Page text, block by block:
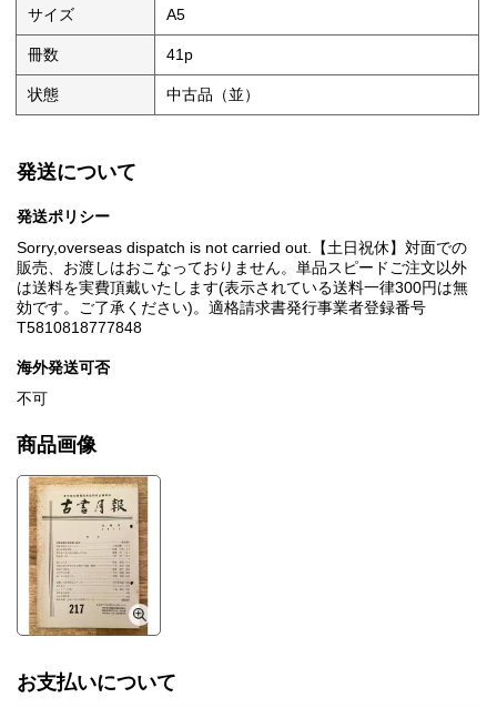
サイズ A5
冊数 41p
状態 中古品（並）
発送について
発送ポリシー
Sorry,overseas dispatch is not carried out.【土日祝休】対面での
販売、お渡しはおこなっておりません。単品スピードご注文以外
は送料を実費頂戴いたします(表示されている送料一律300円は無
効です。ご了承ください)。適格請求書発行事業者登録番号
T5810818777848
海外発送可否
不可
商品画像
お支払いについて